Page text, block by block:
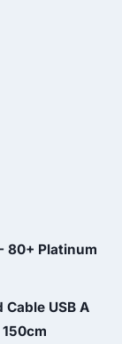
80+ Platinum
USB A